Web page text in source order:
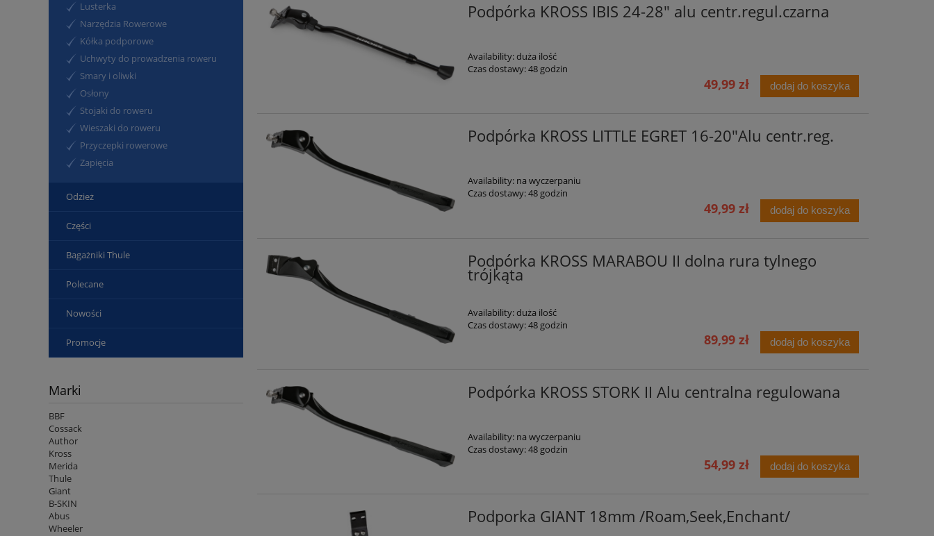
Lusterka
Narzędzia Rowerowe
Kółka podporowe
Uchwyty do prowadzenia roweru
Smary i oliwki
Osłony
Stojaki do roweru
Wieszaki do roweru
Przyczepki rowerowe
Zapięcia
Odzież
Części
Bagażniki Thule
Polecane
Nowości
Promocje
Marki
BBF
Cossack
Author
Kross
Merida
Thule
Giant
B-SKIN
Abus
Wheeler
Podpórka KROSS IBIS 24-28" alu centr.regul.czarna
Availability:duża ilość
Czas dostawy:48 godzin
49,99 zł dodaj do koszyka
Podpórka KROSS LITTLE EGRET 16-20"Alu centr.reg.
Availability: na wyczerpaniu
Czas dostawy:48 godzin
49,99 zł dodaj do koszyka
Podpórka KROSS MARABOU II dolna rura tylnego
trójkąta
Availability:duża ilość
Czas dostawy:48 godzin
89,99 zł dodaj do koszyka
Podpórka KROSS STORK II Alu centralna regulowana
Availability: na wyczerpaniu
Czas dostawy:48 godzin
54,99 zł dodaj do koszyka
Podporka GIANT 18mm /Roam,Seek,Enchant/